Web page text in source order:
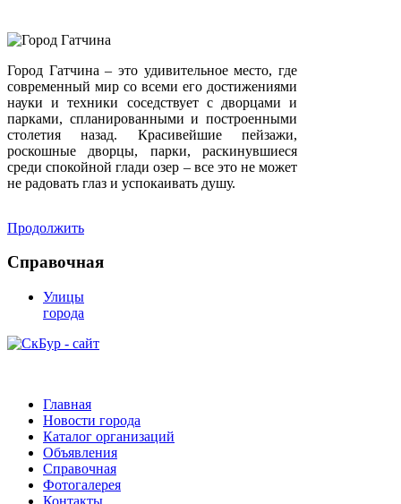
Город Гатчина – это удивительное место, где
современный мир со всеми его достижениями
науки и техники соседствует с дворцами и
парками, спланированными и построенными
столетия назад. Красивейшие пейзажи,
роскошные дворцы, парки, раскинувшиеся
среди спокойной глади озер – все это не может
не радовать глаз и успокаивать душу.
Продолжить
Справочная
Улицы
города
Главная
Новости города
Каталог организаций
Объявления
Справочная
Фотогалерея